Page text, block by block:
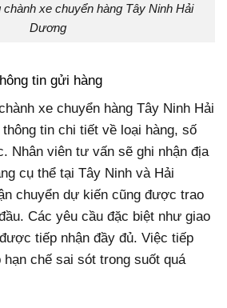
xe chuyển hàng Tây Ninh Hải
Dương
tin gửi hàng
xe chuyển hàng Tây Ninh Hải
tin chi tiết về loại hàng, số
Nhân viên tư vấn sẽ ghi nhận địa
cụ thể tại Tây Ninh và Hải
chuyển dự kiến cũng được trao
Các yêu cầu đặc biệt như giao
tiếp nhận đầy đủ. Việc tiếp
chế sai sót trong suốt quá